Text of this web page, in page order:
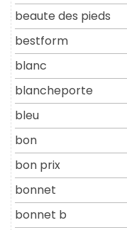
beaute des pieds
bestform
blanc
blancheporte
bleu
bon
bon prix
bonnet
bonnet b